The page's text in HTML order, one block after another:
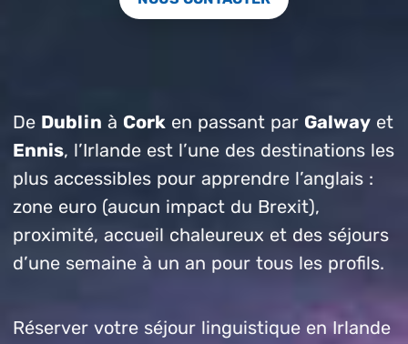
De Dublin à Cork en passant par Galway et
Ennis, l’Irlande est l’une des destinations les
plus accessibles pour apprendre l’anglais :
zone euro (aucun impact du Brexit),
proximité, accueil chaleureux et des séjours
d’une semaine à un an pour tous les profils.
Réserver votre séjour linguistique en Irlande